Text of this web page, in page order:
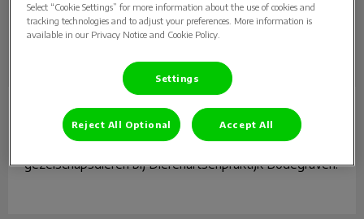
Marthe BokhoveDierenarts gezelschapsdieren
Marthe Bokhove is dierenarts bij afdeling
gezelschapsdieren bij Dierenartsenpraktijk Bodegraven.
Select “Cookie Settings” for more information about the use of cookies and
tracking technologies and to adjust your preferences. More information is
available in our Privacy Notice and Cookie Policy.
Settings
Reject All Optional Accept All